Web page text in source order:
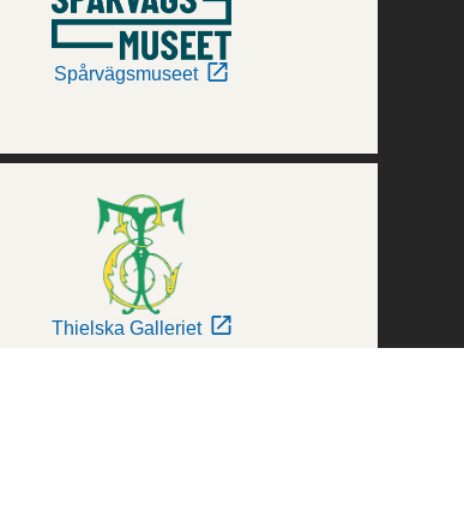
Spårvägsmuseet
Thielska Galleriet